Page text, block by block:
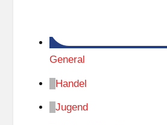
General
Handel
Jugend